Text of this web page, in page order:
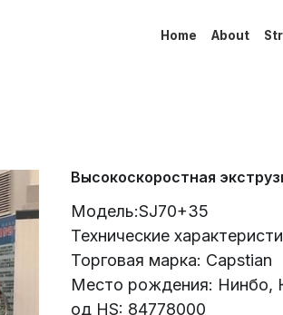
Home About
Высокоскоростная
Модель:SJ70+35
Технические
Торговая марка: Capstian
Место рождения: Нинбо,
од HS: 84778000